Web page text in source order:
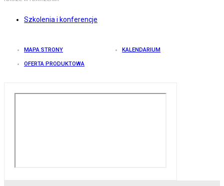
Szkolenia i konferencje
MAPA STRONY KALENDARIUM
OFERTA PRODUKTOWA